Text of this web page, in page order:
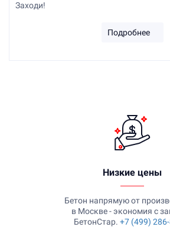
Заходи!
Подробнее
Низкие цены
Бетон напрямую от
в Москве - экономия с
БетонСтар. +7 (499)